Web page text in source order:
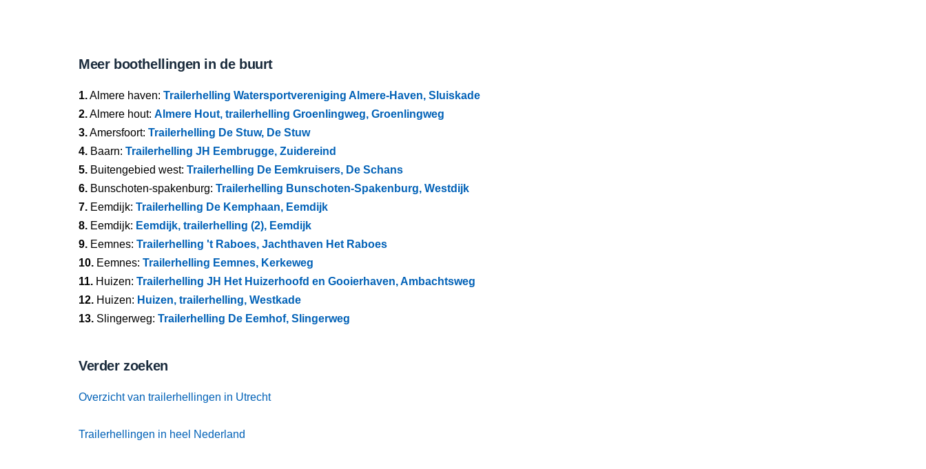
Meer boothellingen in de buurt
1.Almere haven: Trailerhelling Watersportvereniging Almere-Haven, Sluiskade
2.Almere hout: Almere Hout, trailerhelling Groenlingweg, Groenlingweg
3.Amersfoort: Trailerhelling De Stuw, De Stuw
4. Baarn: Trailerhelling JH Eembrugge, Zuidereind
5. Buitengebied west: Trailerhelling De Eemkruisers, De Schans
6. Bunschoten-spakenburg: Trailerhelling Bunschoten-Spakenburg, Westdijk
7. Eemdijk: Trailerhelling De Kemphaan, Eemdijk
8. Eemdijk: Eemdijk, trailerhelling (2), Eemdijk
9. Eemnes: Trailerhelling 't Raboes, Jachthaven Het Raboes
10. Eemnes: Trailerhelling Eemnes, Kerkeweg
11. Huizen: Trailerhelling JH Het Huizerhoofd en Gooierhaven, Ambachtsweg
12. Huizen: Huizen, trailerhelling, Westkade
13. Slingerweg: Trailerhelling De Eemhof, Slingerweg
Verder zoeken
Overzicht van trailerhellingen in Utrecht
Trailerhellingen in heel Nederland